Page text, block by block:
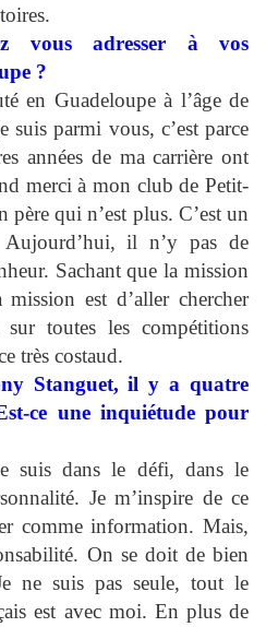
vous adresser à vos
?
en Guadeloupe à l’âge de
suis parmi vous, c’est parce
années de ma carrière ont
merci à mon club de Petit-
qui n’est plus. C’est un
Aujourd’hui, il n’y pas de
Sachant que la mission
est d’aller chercher
sur toutes les compétitions
très costaud.
Stanguet, il y a quatre
ce une inquiétude pour
suis dans le défi, dans le
Je m’inspire de ce
comme information. Mais,
On se doit de bien
ne suis pas seule, tout le
est avec moi. En plus de